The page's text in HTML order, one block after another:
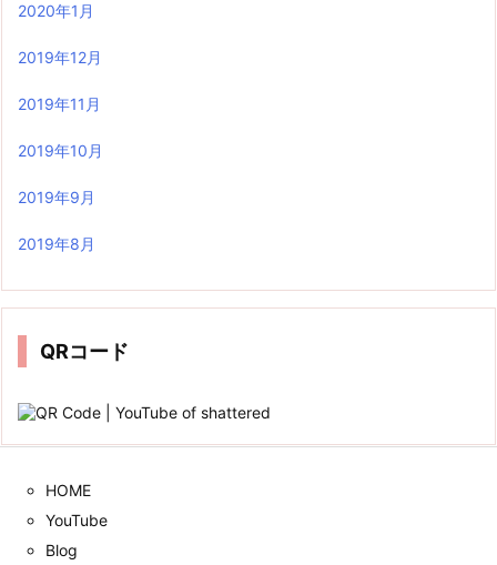
2020年1月
2019年12月
2019年11月
2019年10月
2019年9月
2019年8月
QRコード
HOME
YouTube
Blog